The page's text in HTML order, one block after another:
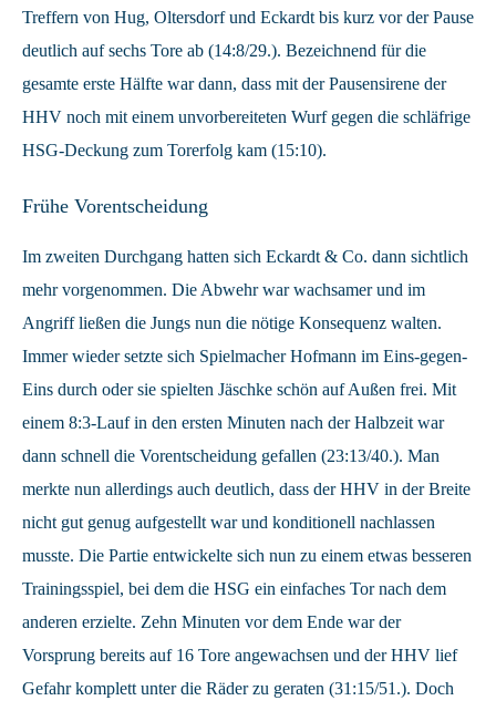
Treffern von Hug, Oltersdorf und Eckardt bis kurz vor der Pause
deutlich auf sechs Tore ab (14:8/29.). Bezeichnend für die
gesamte erste Hälfte war dann, dass mit der Pausensirene der
HHV noch mit einem unvorbereiteten Wurf gegen die schläfrige
HSG-Deckung zum Torerfolg kam (15:10).
Frühe Vorentscheidung
Im zweiten Durchgang hatten sich Eckardt & Co. dann sichtlich
mehr vorgenommen. Die Abwehr war wachsamer und im
Angriff ließen die Jungs nun die nötige Konsequenz walten.
Immer wieder setzte sich Spielmacher Hofmann im Eins-gegen-
Eins durch oder sie spielten Jäschke schön auf Außen frei. Mit
einem 8:3-Lauf in den ersten Minuten nach der Halbzeit war
dann schnell die Vorentscheidung gefallen (23:13/40.). Man
merkte nun allerdings auch deutlich, dass der HHV in der Breite
nicht gut genug aufgestellt war und konditionell nachlassen
musste. Die Partie entwickelte sich nun zu einem etwas besseren
Trainingsspiel, bei dem die HSG ein einfaches Tor nach dem
anderen erzielte. Zehn Minuten vor dem Ende war der
Vorsprung bereits auf 16 Tore angewachsen und der HHV lief
Gefahr komplett unter die Räder zu geraten (31:15/51.). Doch